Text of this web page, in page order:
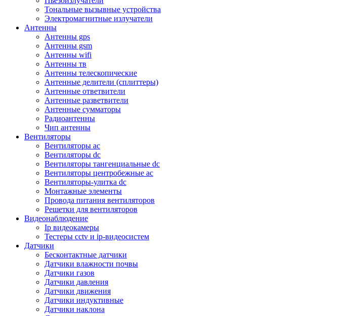
Тональные вызывные устройства
Электромагнитные излучатели
Антенны
Антенны gps
Антенны gsm
Антенны wifi
Антенны тв
Антенны телескопические
Антенные делители (сплиттеры)
Антенные ответвители
Антенные разветвители
Антенные сумматоры
Радиоантенны
Чип антенны
Вентиляторы
Вентиляторы ac
Вентиляторы dc
Вентиляторы тангенциальные dc
Вентиляторы центробежные ac
Вентиляторы-улитка dc
Монтажные элементы
Провода питания вентиляторов
Решетки для вентиляторов
Видеонаблюдение
Ip видеокамеры
Тестеры cctv и ip-видеосистем
Датчики
Бесконтактные датчики
Датчики влажности почвы
Датчики газов
Датчики давления
Датчики движения
Датчики индуктивные
Датчики наклона